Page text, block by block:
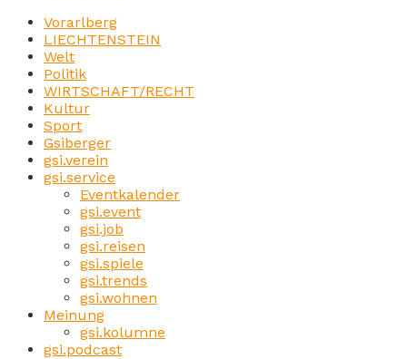
Vorarlberg
LIECHTENSTEIN
Welt
Politik
WIRTSCHAFT/RECHT
Kultur
Sport
Gsiberger
gsi.verein
gsi.service
Eventkalender
gsi.event
gsi.job
gsi.reisen
gsi.spiele
gsi.trends
gsi.wohnen
Meinung
gsi.kolumne
gsi.podcast